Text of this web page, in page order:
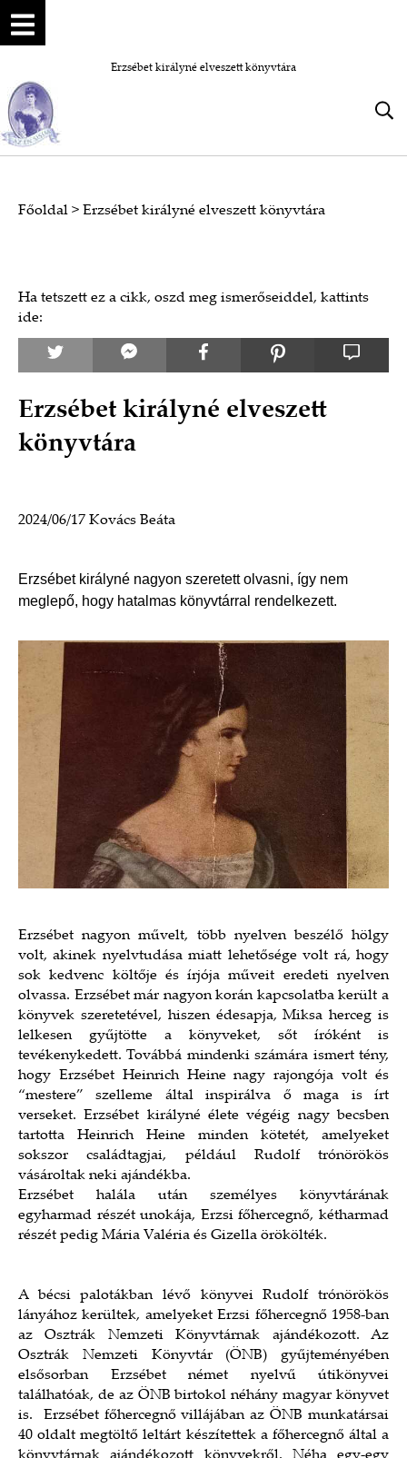
Erzsébet királyné elveszett könyvtára
Főoldal > Erzsébet királyné elveszett könyvtára
Ha tetszett ez a cikk, oszd meg ismerőseiddel, kattints
ide:
Erzsébet királyné elveszett
könyvtára
2024/06/17 Kovács Beáta
Erzsébet királyné nagyon szeretett olvasni, így nem
meglepő, hogy hatalmas könyvtárral rendelkezett.
Erzsébet nagyon művelt, több nyelven beszélő hölgy
volt, akinek nyelvtudása miatt lehetősége volt rá, hogy
sok kedvenc költője és írjója műveit eredeti nyelven
olvassa. Erzsébet már nagyon korán kapcsolatba került a
könyvek szeretetével, hiszen édesapja, Miksa herceg is
lelkesen gyűjtötte a könyveket, sőt íróként is
tevékenykedett. Továbbá mindenki számára ismert tény,
hogy Erzsébet Heinrich Heine nagy rajongója volt és
“mestere” szelleme által inspirálva ő maga is írt
verseket. Erzsébet királyné élete végéig nagy becsben
tartotta Heinrich Heine minden kötetét, amelyeket
sokszor családtagjai, például Rudolf trónörökös
vásároltak neki ajándékba.
Erzsébet halála után személyes könyvtárának
egyharmad részét unokája, Erzsi főhercegnő, kétharmad
részét pedig Mária Valéria és Gizella örökölték.
A bécsi palotákban lévő könyvei Rudolf trónörökös
lányához kerültek, amelyeket Erzsi főhercegnő 1958-ban
az Osztrák Nemzeti Könyvtárnak ajándékozott. Az
Osztrák Nemzeti Könyvtár (ÖNB) gyűjteményében
elsősorban Erzsébet német nyelvű útikönyvei
találhatóak, de az ÖNB birtokol néhány magyar könyvet
is. Erzsébet főhercegnő villájában az ÖNB munkatársai
40 oldalt megtöltő leltárt készítettek a főhercegnő által a